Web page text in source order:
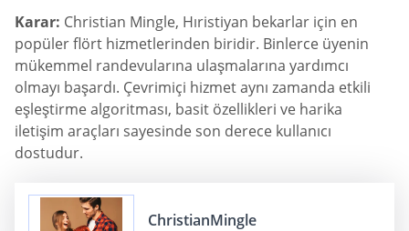
Karar: Christian Mingle, Hıristiyan bekarlar için en
popüler flört hizmetlerinden biridir. Binlerce üyenin
mükemmel randevularına ulaşmalarına yardımcı
olmayı başardı. Çevrimiçi hizmet aynı zamanda etkili
eşleştirme algoritması, basit özellikleri ve harika
iletişim araçları sayesinde son derece kullanıcı
dostudur.
ChristianMingle